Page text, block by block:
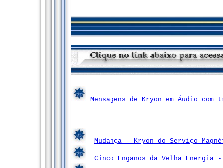
Mensagens de Kryon em Áudio
Mudança - Kryon do Serviço
Cinco Enganos da Velha